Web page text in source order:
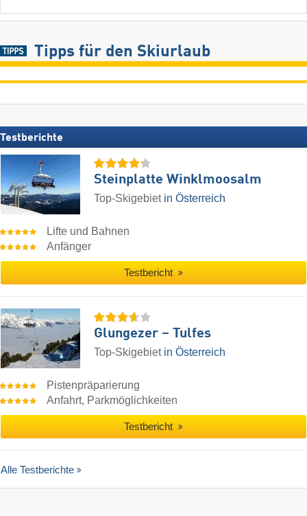
Tipps für den Skiurlaub
Testberichte
Steinplatte Winklmoosalm
Top-Skigebiet in Österreich
Lifte und Bahnen
Anfänger
Testbericht
Glungezer – Tulfes
Top-Skigebiet in Österreich
Pistenpräparierung
Anfahrt, Parkmöglichkeiten
Testbericht
Alle Testberichte